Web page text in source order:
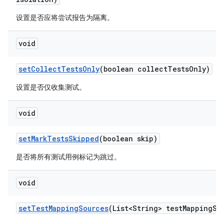
设置是否应将尝试报告为隔离。
void
setCollectTestsOnly(boolean collectTestsOnly)
设置是否仅收集测试。
void
setMarkTestsSkipped(boolean skip)
是否将所有测试用例标记为跳过。
void
setTestMappingSources(List<String> testMapping